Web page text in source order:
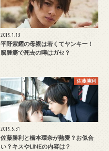
2019.1.13
平野紫耀の母親は若くてヤンキー！
脳腫瘍で死去の噂はガセ？
佐藤勝利
2019.5.31
佐藤勝利と橋本環奈が熱愛？お似合
い？キスやLINEの内容は？